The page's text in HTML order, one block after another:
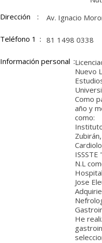
Dirección
Av. Ignacio
Teléfono 1 81 1498 0338
Información personal
Nuevo
Como
año y
como:
N.L
Jose
He